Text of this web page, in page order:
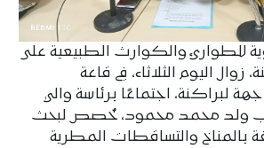
للطوارئ والكوارث الطبيعية على
زوال اليوم الثلاثاء، في قاعة
لبراكنة، اجتماعًا برئاسة والي
ولد محمد محمود، خُصص لبحث
بالمناخ والتساقطات المطرية